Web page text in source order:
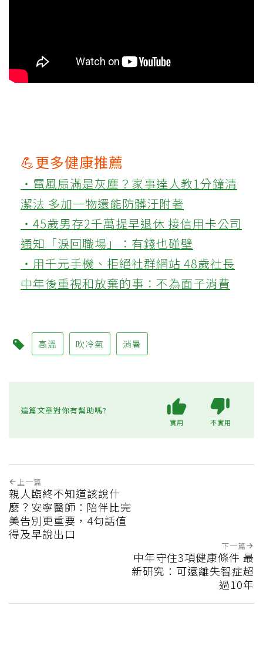
💪更多健康推薦
‧電風扇滿是灰塵？家事達人教1分鐘清
潔法 多加一物還能防髒汙附著
‧45歲男存2千萬提早退休 接信用卡公司
通知「淚回職場」：有錢也碰壁
‧用千元手機、拒絕社群網站 48歲社長
中年後重視和放棄的事：不為面子消費
高溫 吹冷氣 消暑
這篇文章對你有幫助嗎?
實用 不實用
上一篇
親人臨終不知道該說什
麼？安寧醫師：陪伴比完
美告別更重要，4句話值
得及早說出口
下一篇
中年守住3項健康條件 最
新研究：可遠離失智症超
過10年